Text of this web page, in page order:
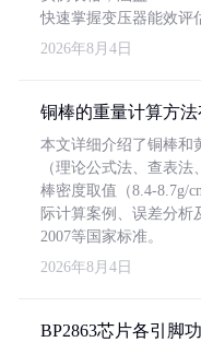
快速掌握变压器能效评
2026年8月4日
铜棒的重量计算方
本文详细介绍了铜棒和
（理论公式法、查表
棒密度取值（8.4-8.7g/
际计算案例、误差分析
2007等国家标准。
2026年8月4日
BP2863芯片各引脚